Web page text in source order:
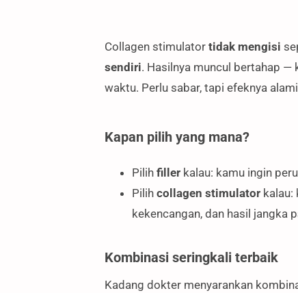
Collagen stimulator tidak mengisi
sendiri. Hasilnya muncul bertahap —
waktu. Perlu sabar, tapi efeknya
Kapan pilih yang mana?
Pilih filler kalau: kamu ingin
Pilih collagen stimulatorkalau:
kekencangan, dan hasil jangka
Kombinasi seringkali terbaik
Kadang dokter menyarankan